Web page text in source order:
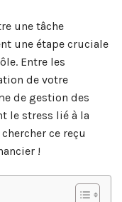
une tâche
une étape cruciale
Entre les
de votre
de gestion des
le stress lié à la
ce reçu
!